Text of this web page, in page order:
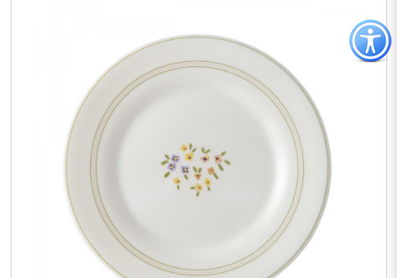
כפתור
לפתיחת
תפריט
נגישות